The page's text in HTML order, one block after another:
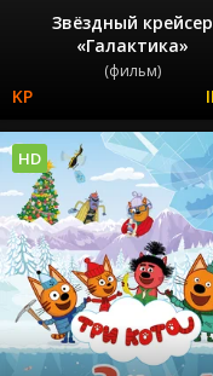
Звёздный крейсер
«Галактика»
(фильм)
HD